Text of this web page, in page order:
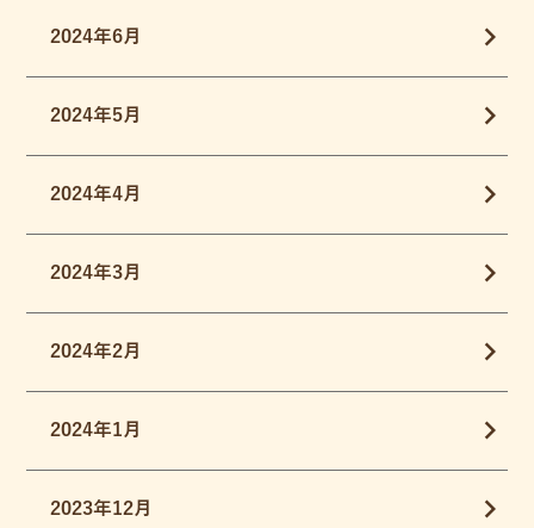
2024年6月
2024年5月
2024年4月
2024年3月
2024年2月
2024年1月
2023年12月